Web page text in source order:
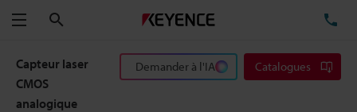
Menu
Capteur laser
CMOS
analogique
Demander à l'IA Catalogues